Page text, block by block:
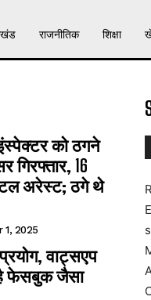
राजनीतिक शिक्षा
इंस्पेक्टर को ठगने
गिरफ्तार, 16
अरेस्ट; ठगे थे
1, 2025
वाट्सएप
फेसबुक जैसा